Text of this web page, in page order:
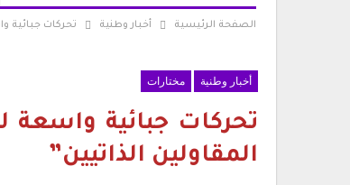
الصفحة الرئيسية أخبار وطنية تحركات جبائية
أخبار وطنية مختارات
تحركات جبائية
المقاولين الذاتيين”